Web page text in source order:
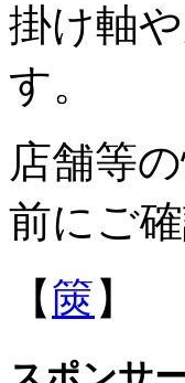
掛け軸
す。
店舗等
前にご
【篋 】